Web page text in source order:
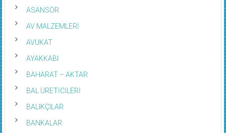
ASANSÖR
AV MALZEMLERİ
AVUKAT
AYAKKABI
BAHARAT – AKTAR
BAL ÜRETİCİLERİ
BALIKÇILAR
BANKALAR